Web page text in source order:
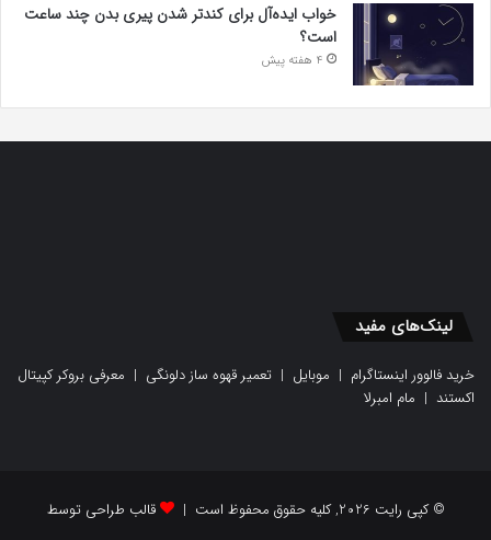
خواب ایده‌آل برای کندتر شدن پیری بدن چند ساعت
است؟
4 هفته پیش
لینک‌های مفید
خرید فالوور اینستاگرام | موبایل | تعمیر قهوه ساز دلونگی | معرفی بروکر کپیتال
اکستند | مام امبرلا
© کپی رایت 2026, کلیه حقوق محفوظ است | قالب طراحی توسط